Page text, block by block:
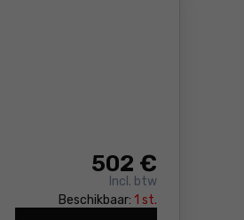
502 €
Incl. btw
Beschikbaar: 1 st.